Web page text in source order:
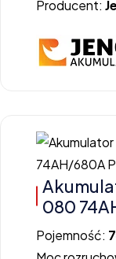
Producent:
080
Pojemność: